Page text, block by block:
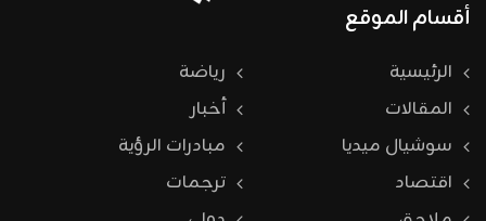
أقسام الموقع
الرئيسية
رياضة
المقالات
أخبار
سوشيال ميديا
مبادرات الرؤية
اقتصاد
ترجمات